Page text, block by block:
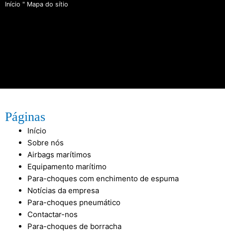
Início " Mapa do sítio
Páginas
Início
Sobre nós
Airbags marítimos
Equipamento marítimo
Para-choques com enchimento de espuma
Notícias da empresa
Para-choques pneumático
Contactar-nos
Para-choques de borracha